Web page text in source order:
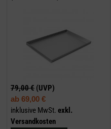
79,00 € (UVP)
ab 69,00 €
inklusive MwSt. exkl.
Versandkosten